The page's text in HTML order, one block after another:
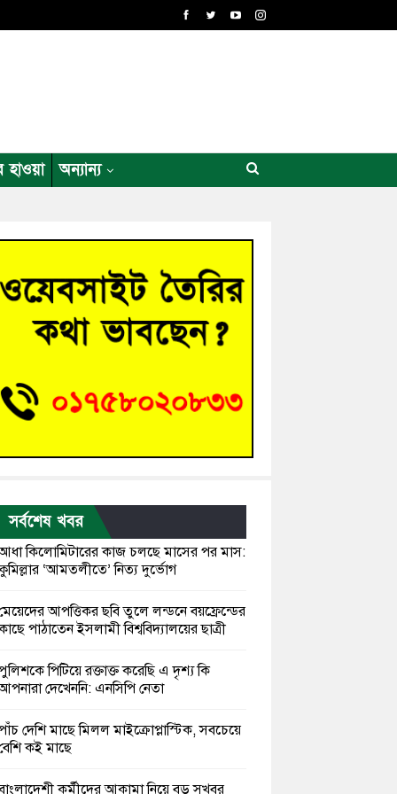
হাওয়া অন্যান্য
সর্বশেষ খবর
কিলোমিটারের কাজ চলছে মাসের পর মাস:
‘আমতলীতে’ নিত্য দুর্ভোগ
আপত্তিকর ছবি তুলে লন্ডনে বয়ফ্রেন্ডের
পাঠাতেন ইসলামী বিশ্ববিদ্যালয়ের ছাত্রী
পিটিয়ে রক্তাক্ত করেছি এ দৃশ্য কি
দেখেননি: এনসিপি নেতা
দেশি মাছে মিলল মাইক্রোপ্লাস্টিক, সবচেয়ে
কই মাছে
কর্মীদের আকামা নিয়ে বড় সুখবর